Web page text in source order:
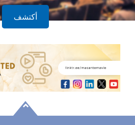
أكتشف